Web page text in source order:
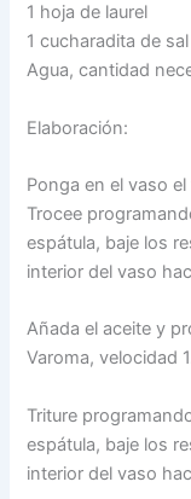
1 hoja de laurel
1 cucharadita de sal
Agua, cantidad
Elaboración:
Ponga en el vaso
Trocee
espátula, baje los
interior del vaso
Añada el aceite y
Varoma, velocidad
Triture
espátula, baje los
interior del vaso